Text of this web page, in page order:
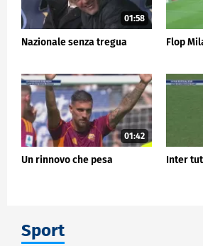
01:58
Nazionale senza tregua Flop
01:42
Un rinnovo che pesa Inter
Sport